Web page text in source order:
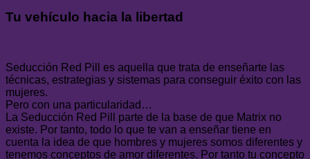
Tu vehículo hacia la libertad
Seducción Red Pill es aquella que trata de enseñarte las
técnicas, estrategias y sistemas para conseguir éxito con las
mujeres.
Pero con una particularidad…
La Seducción Red Pill parte de la base de que Matrix no
existe. Por tanto, todo lo que te van a enseñar tiene en
cuenta la idea de que hombres y mujeres somos diferentes y
tenemos conceptos de amor diferentes. Por tanto tu concepto